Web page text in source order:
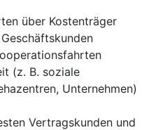
über Kostenträger
(z. B. soziale
Unternehmen)
Vertragskunden und